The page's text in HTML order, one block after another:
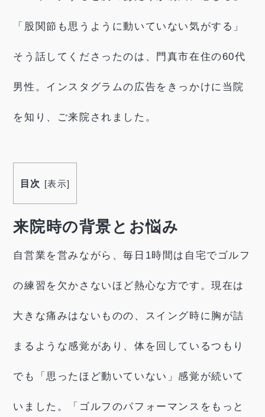
「股関節も思うように動いていない気がする」
そう話してくださったのは、門真市在住の60代
男性。インスタグラムの広告をきっかけに当院
を知り、ご来院されました。
目次 [表示]
来院時の背景とお悩み
自営業を営みながら、毎日1時間は自宅でゴルフ
の練習を欠かさないほど熱心な方です。現在は
大きな痛みはないものの、スイング時に胸が詰
まるような感覚があり、体を回しているつもり
でも「思ったほど動いていない」感覚が続いて
いました。「ゴルフのパフォーマンスをもっと